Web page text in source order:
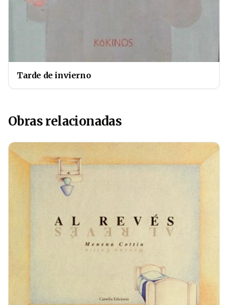
Tarde de invierno
Obras relacionadas